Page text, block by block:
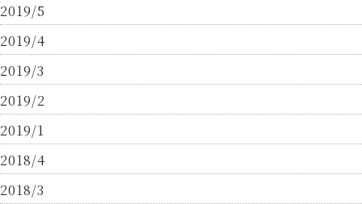
2019/5
2019/4
2019/3
2019/2
2019/1
2018/4
2018/3